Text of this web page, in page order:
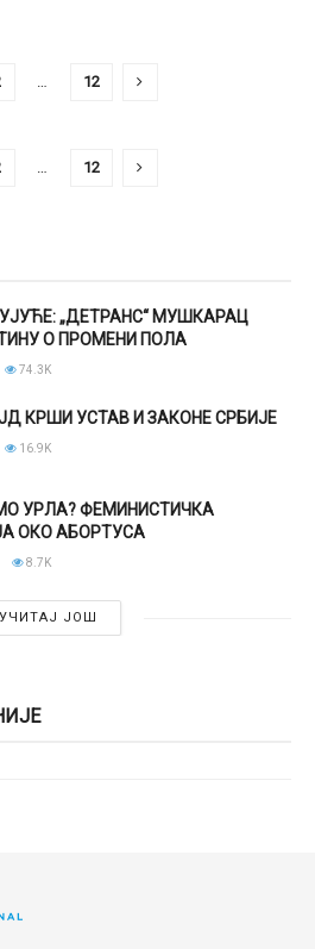
… 12
… 12
„ДЕТРАНС“ МУШКАРАЦ
О ПРОМЕНИ ПОЛА
74.3K
КРШИ УСТАВ И ЗАКОНЕ СРБИЈЕ
16.9K
УРЛА? ФЕМИНИСТИЧКА
ОКО АБОРТУСА
8.7K
УЧИТАЈ ЈОШ